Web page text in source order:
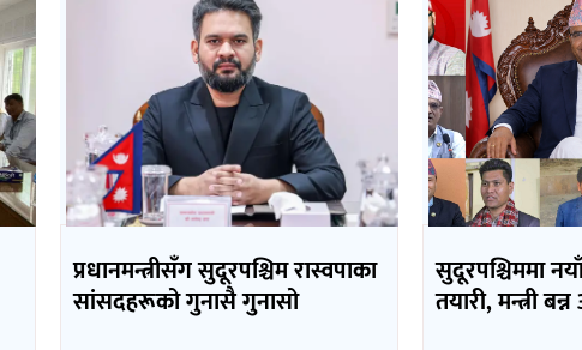
प्रधानमन्त्रीसँग सुदूरपश्चिम रास्वपाका
सांसदहरूको गुनासै गुनासो
सुदूरपश्चिममा
तयारी, मन्त्री